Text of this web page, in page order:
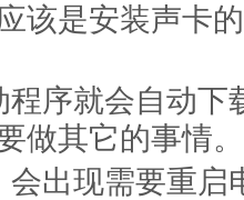
该是安装声卡
程序就会自动下
做其它的事情。
会出现需要重启